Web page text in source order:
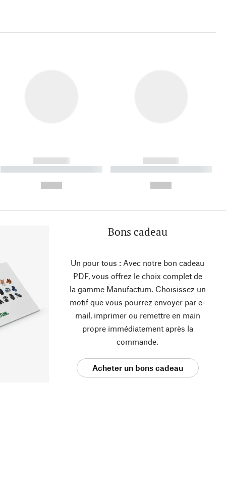
------------
----------- ----------- ----------
------------
----------- ----------- ----------
Bons cadeau
Un pour tous : Avec notre bon cadeau
PDF, vous offrez le choix complet de
la gamme Manufactum. Choisissez un
motif que vous pourrez envoyer par e-
mail, imprimer ou remettre en main
propre immédiatement après la
commande.
Acheter un bons cadeau